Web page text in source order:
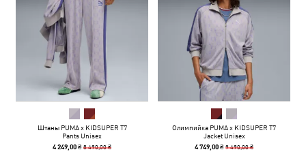
Штаны PUMA x KIDSUPER T7
Pants Unisex
4 249,00 ₴8 490,00 ₴
Олимпийка PUMA x KIDSUPER T7
Jacket Unisex
4 749,00 ₴9 490,00 ₴